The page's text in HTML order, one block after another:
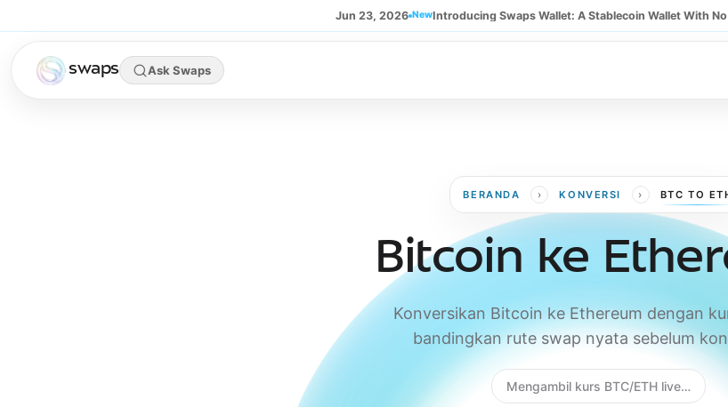
Jun 23, 2026 NewIntroducing Swaps Wallet: A Stablecoin Wallet With No
swaps Ask Swaps
BERANDA › KONVERSI › BTC TO
Bitcoin ke
Konversikan Bitcoin ke Ethereum dengan
bandingkan rute swap nyata sebelum
Mengambil kurs BTC/ETH live…